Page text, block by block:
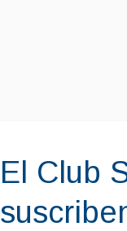
El Club